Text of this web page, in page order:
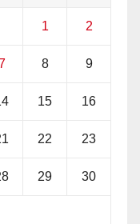
1 2
8 9
15 16
22 23
29 30